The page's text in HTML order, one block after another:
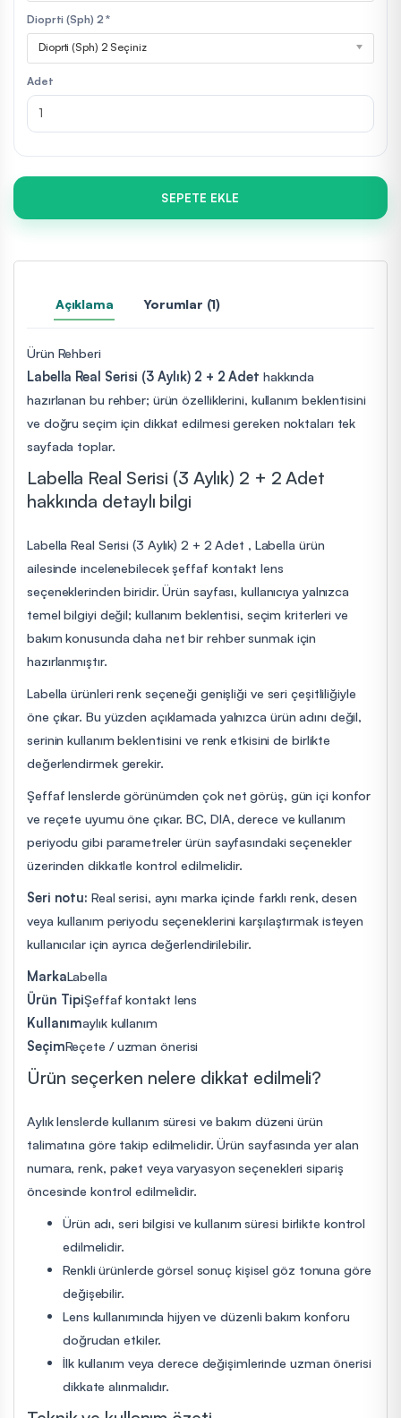
Dioprti (Sph) 2 *
Dioprti (Sph) 2 Seçiniz
Adet
SEPETE EKLE
Açıklama Yorumlar (1)
Ürün Rehberi
Labella Real Serisi (3 Aylık) 2 + 2 Adet hakkında
hazırlanan bu rehber; ürün özelliklerini, kullanım beklentisini
ve doğru seçim için dikkat edilmesi gereken noktaları tek
sayfada toplar.
Labella Real Serisi (3 Aylık) 2 + 2 Adet
hakkında detaylı bilgi
Labella Real Serisi (3 Aylık) 2 + 2 Adet , Labella ürün
ailesinde incelenebilecek şeffaf kontakt lens
seçeneklerinden biridir. Ürün sayfası, kullanıcıya yalnızca
temel bilgiyi değil; kullanım beklentisi, seçim kriterleri ve
bakım konusunda daha net bir rehber sunmak için
hazırlanmıştır.
Labella ürünleri renk seçeneği genişliği ve seri çeşitliliğiyle
öne çıkar. Bu yüzden açıklamada yalnızca ürün adını değil,
serinin kullanım beklentisini ve renk etkisini de birlikte
değerlendirmek gerekir.
Şeffaf lenslerde görünümden çok net görüş, gün içi konfor
ve reçete uyumu öne çıkar. BC, DIA, derece ve kullanım
periyodu gibi parametreler ürün sayfasındaki seçenekler
üzerinden dikkatle kontrol edilmelidir.
Seri notu: Real serisi, aynı marka içinde farklı renk, desen
veya kullanım periyodu seçeneklerini karşılaştırmak isteyen
kullanıcılar için ayrıca değerlendirilebilir.
MarkaLabella
Ürün TipiŞeffaf kontakt lens
Kullanımaylık kullanım
SeçimReçete / uzman önerisi
Ürün seçerken nelere dikkat edilmeli?
Aylık lenslerde kullanım süresi ve bakım düzeni ürün
talimatına göre takip edilmelidir. Ürün sayfasında yer alan
numara, renk, paket veya varyasyon seçenekleri sipariş
öncesinde kontrol edilmelidir.
Ürün adı, seri bilgisi ve kullanım süresi birlikte kontrol
edilmelidir.
Renkli ürünlerde görsel sonuç kişisel göz tonuna göre
değişebilir.
Lens kullanımında hijyen ve düzenli bakım konforu
doğrudan etkiler.
İlk kullanım veya derece değişimlerinde uzman önerisi
dikkate alınmalıdır.